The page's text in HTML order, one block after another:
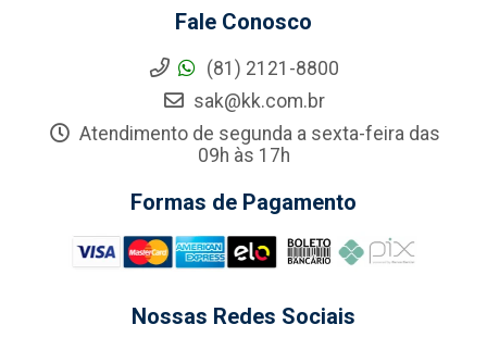
Fale Conosco
(81) 2121-8800
sak@kk.com.br
Atendimento de segunda a sexta-feira das
09h às 17h
Formas de Pagamento
Nossas Redes Sociais